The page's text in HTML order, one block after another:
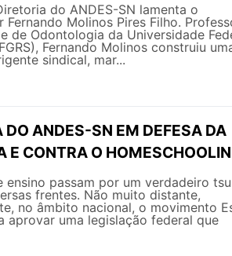
do ANDES-SN lamenta o
Molinos Pires Filho.
de Odontologia da Universidade
Fernando Molinos construiu
sindical, mar...
DO ANDES-SN EM DEFESA DA
E CONTRA O
ensino passam por um verdadeiro
frentes. Não muito distante,
no âmbito nacional, o movimento
aprovar uma legislação federal que